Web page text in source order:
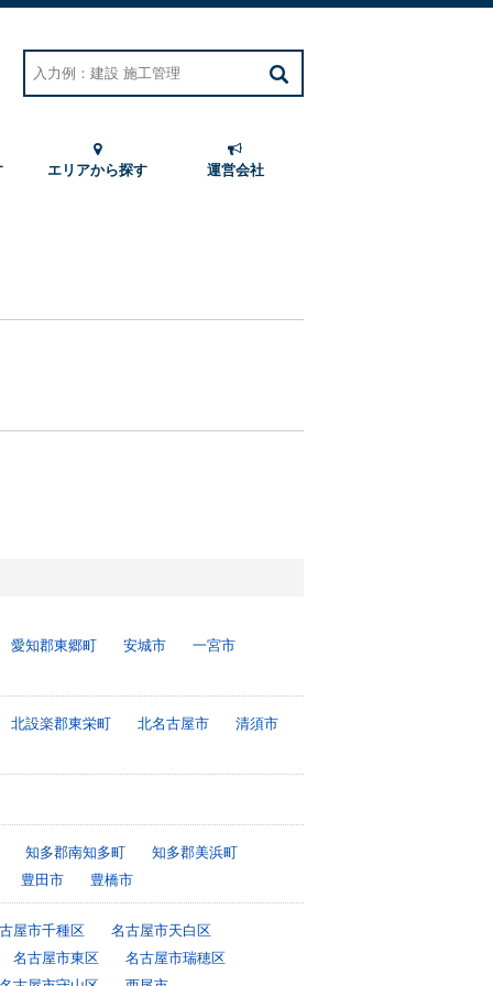
エリアから探す 運営会社
愛知郡東郷町 安城市 一宮市
北設楽郡東栄町 北名古屋市 清須市
知多郡南知多町
知多郡美浜町
豊田市
豊橋市
屋市千種区
名古屋市天白区
名古屋市東区
名古屋市瑞穂区